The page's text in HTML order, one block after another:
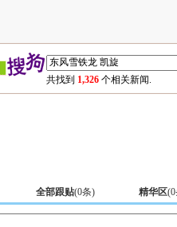
共找到 1,326 个相关新闻.
全部跟贴(0条) 精华区(0